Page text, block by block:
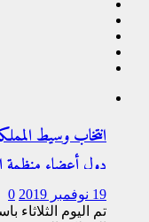
انتخاب وسيط
دول أعضاء منظمة
19 نوفمبر 2019
0
تم اليوم